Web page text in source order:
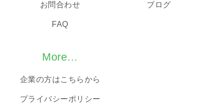
お問合わせ
FAQ
ブログ
More…
企業の方はこちらから
プライバシーポリシー